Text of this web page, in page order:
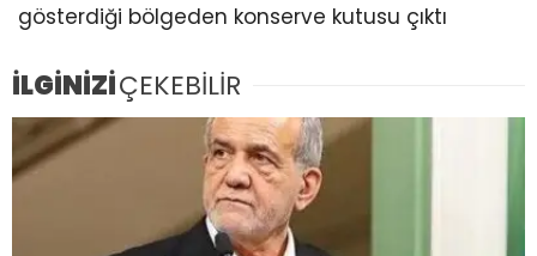
gösterdiği bölgeden konserve kutusu çıktı
İLGİNİZİÇEKEBİLİR